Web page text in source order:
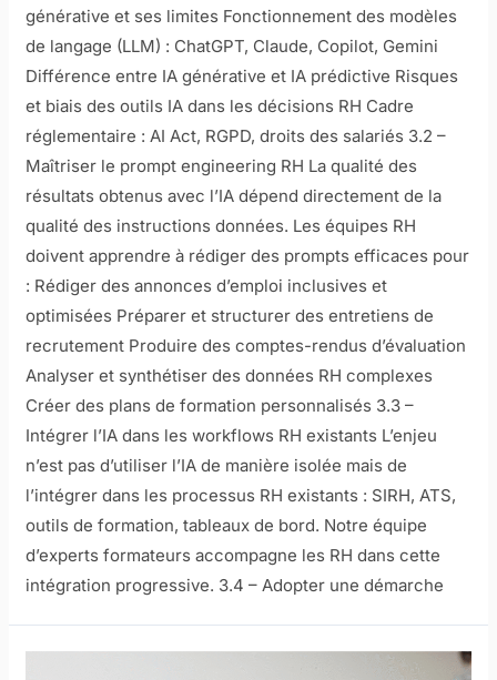
générative et ses limites Fonctionnement des modèles
de langage (LLM) : ChatGPT, Claude, Copilot, Gemini
Différence entre IA générative et IA prédictive Risques
et biais des outils IA dans les décisions RH Cadre
réglementaire : AI Act, RGPD, droits des salariés 3.2 –
Maîtriser le prompt engineering RH La qualité des
résultats obtenus avec l’IA dépend directement de la
qualité des instructions données. Les équipes RH
doivent apprendre à rédiger des prompts efficaces pour
: Rédiger des annonces d’emploi inclusives et
optimisées Préparer et structurer des entretiens de
recrutement Produire des comptes-rendus d’évaluation
Analyser et synthétiser des données RH complexes
Créer des plans de formation personnalisés 3.3 –
Intégrer l’IA dans les workflows RH existants L’enjeu
n’est pas d’utiliser l’IA de manière isolée mais de
l’intégrer dans les processus RH existants : SIRH, ATS,
outils de formation, tableaux de bord. Notre équipe
d’experts formateurs accompagne les RH dans cette
intégration progressive. 3.4 – Adopter une démarche